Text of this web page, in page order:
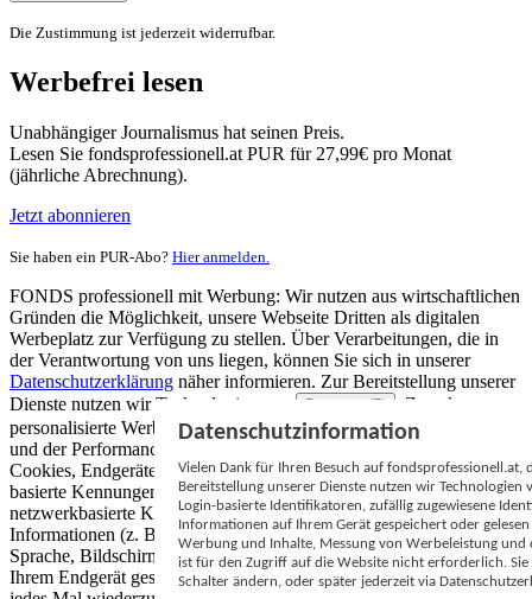
Die Zustimmung ist jederzeit widerrufbar.
Werbefrei lesen
Unabhängiger Journalismus hat seinen Preis.
Lesen Sie fondsprofessionell.at PUR für 27,99€ pro Monat
(jährliche Abrechnung).
Jetzt abonnieren
Sie haben ein PUR-Abo? Hier anmelden.
FONDS professionell mit Werbung: Wir nutzen aus wirtschaftlichen
Gründen die Möglichkeit, unsere Webseite Dritten als digitalen
Werbeplatz zur Verfügung zu stellen. Über Verarbeitungen, die in
der Verantwortung von uns liegen, können Sie sich in unserer
Datenschutzerklärung näher informieren. Zur Bereitstellung unserer
Dienste nutzen wir Technologien von
Partnern (5)
. Zwecke:
personalisierte Werbung und Inhalte, Messung von Werbeleistung
und der Performance von Inhalten sowie Zielgruppenforschung.
Cookies, Endgeräte- oder ähnliche Online-Kennungen (z. B. login-
basierte Kennungen, zufällig generierte Kennungen,
netzwerkbasierte Kennungen) können zusammen mit anderen
Informationen (z. B. Browsertyp und Browserinformationen,
Sprache, Bildschirmgröße, unterstützte Technologien usw.) auf
Ihrem Endgerät gespeichert oder von dort ausgelesen werden, um es
Datenschutzinformation
Vielen Dank für Ihren Besuch auf
Bereitstellung unserer Dienste nutzen wir Technologien
Login-basierte Identifikatoren, zufällig zugewiesene
Informationen auf Ihrem Gerät gespeichert oder
Werbung und Inhalte, Messung von Werbeleistung
ist für den Zugriff auf die Website nicht erforderlich.
Schalter ändern, oder später jederzeit via